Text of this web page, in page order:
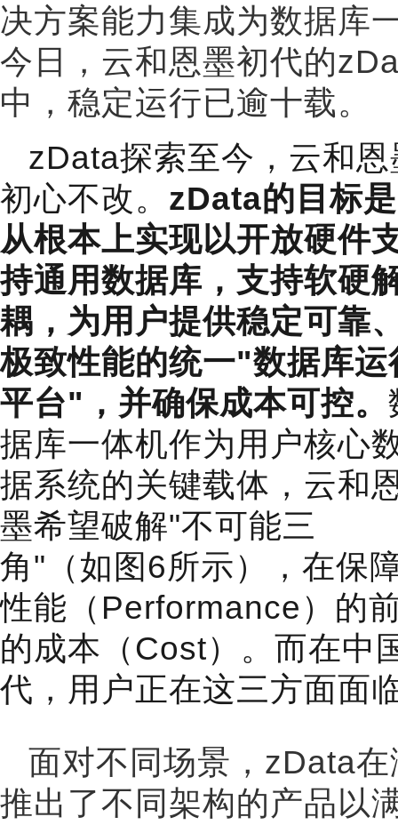
决方案能力集成为数据库
今日，云和恩墨初代的
中，稳定运行已逾十载。
zData探索至今，云和恩
初心不改。 zData的目标是
从根本上实现以开放硬件
持通用数据库，支持软硬
耦，为用户提供稳定可靠
极致性能的统一"数据库运
平台"，并确保成本可控。
据库一体机作为用户核心
据系统的关键载体，云和
墨希望破解"不可能三
角"（如图6所示），在保
性能（Performance）的
的成本（Cost）。而在中
代，用户正在这三方面面
面对不同场景，zData
推出了不同架构的产品以